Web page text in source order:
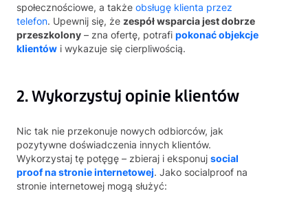
społecznościowe, a także obsługę klienta przez
telefon. Upewnij się, że zespół wsparcia jest dobrze
przeszkolony – zna ofertę, potrafi pokonać objekcje
klientów i wykazuje się cierpliwością.
2. Wykorzystuj opinie klientów
Nic tak nie przekonuje nowych odbiorców, jak
pozytywne doświadczenia innych klientów.
Wykorzystaj tę potęgę – zbieraj i eksponuj social
proof na stronie internetowej. Jako socialproof na
stronie internetowej mogą służyć: